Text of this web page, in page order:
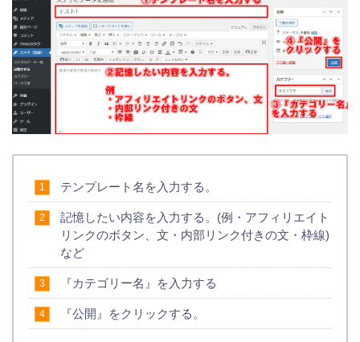
テンプレート名を入力する。
記憶したい内容を入力する。(例・アフィリエイト
リンクのボタン、文・内部リンク付きの文・枠線)
など
『カテゴリー名』を入力する
『公開』をクリックする。